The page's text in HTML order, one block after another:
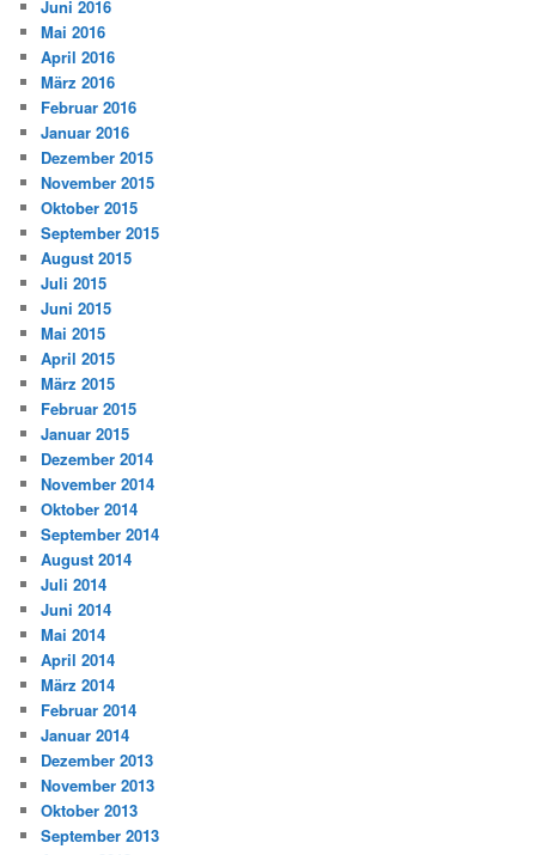
Juni 2016
Mai 2016
April 2016
März 2016
Februar 2016
Januar 2016
Dezember 2015
November 2015
Oktober 2015
September 2015
August 2015
Juli 2015
Juni 2015
Mai 2015
April 2015
März 2015
Februar 2015
Januar 2015
Dezember 2014
November 2014
Oktober 2014
September 2014
August 2014
Juli 2014
Juni 2014
Mai 2014
April 2014
März 2014
Februar 2014
Januar 2014
Dezember 2013
November 2013
Oktober 2013
September 2013